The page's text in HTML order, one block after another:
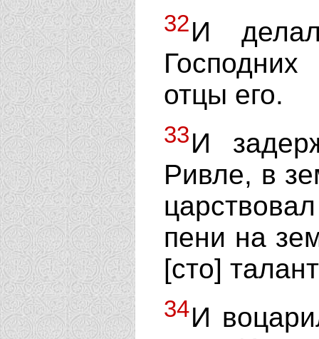
32И
отцы его.
33И
Ривле, в
пени на
[сто]
34И